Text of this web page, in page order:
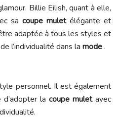
Billie Eilish, quant à elle,
sa coupe mulet élégante et
adaptée à tous les styles et
l’individualité dans la mode.
personnel. Il est également
la coupe mulet avec